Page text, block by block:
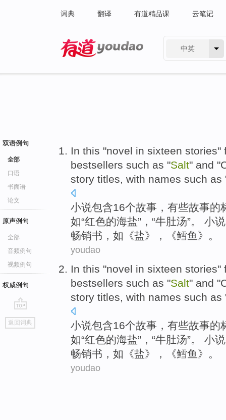
词典 翻译 有道精品课 云笔记
中英
双语例句
全部
口语
书面语
论文
原声例句
全部
音频例句
视频例句
权威例句
go
top
返回词典
In this "novel in sixteen stories"
bestsellers such as "Salt" and "
story titles, with names such as
小说包含16个故事 ，有些故事的
如“红色的海盐”，“牛肚汤”。 小说
畅销书 ，如《盐》，《鳕鱼 》。
youdao
In this "novel in sixteen stories"
bestsellers such as "Salt" and "
story titles, with names such as
小说包含16个故事 ，有些故事的
如“红色的海盐”，“牛肚汤”。 小说
畅销书 ，如《盐》，《鳕鱼 》。
youdao